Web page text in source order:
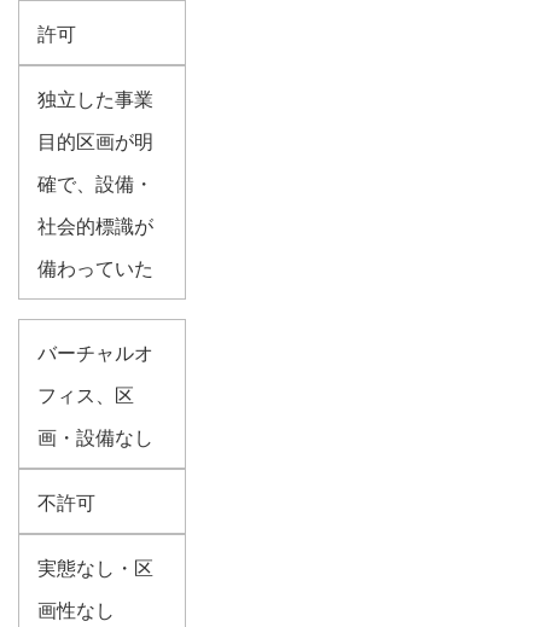
許可
独立した事業
目的区画が明
確で、設備・
社会的標識が
備わっていた
バーチャルオ
フィス、区
画・設備なし
不許可
実態なし・区
画性なし